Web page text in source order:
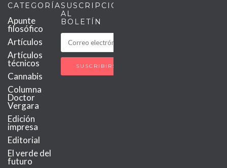
CATEGORÍAS
Apunte
filosófico
Artículos
Artículos
técnicos
Cannabis
Columna
Doctor
Vergara
Edición
impresa
Editorial
El verde del
futuro
SUSCRIPCIÓN
AL
BOLETÍN